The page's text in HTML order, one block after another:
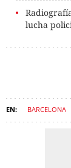
lucha
BARCELONA